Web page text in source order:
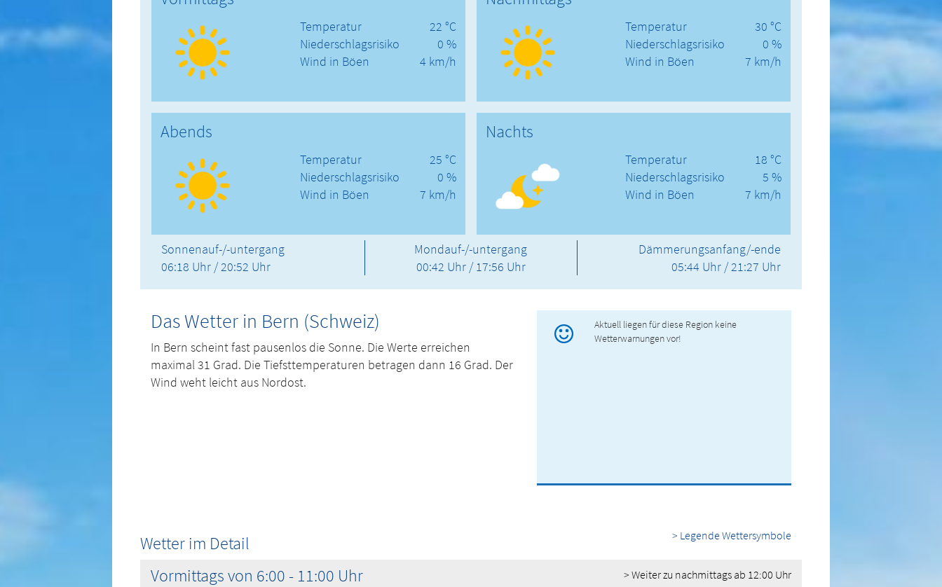
Temperatur
Niederschlagsrisiko
Wind in Böen
22 °C
0 %
4 km/h
Temperatur
Niederschlagsrisiko
Wind in Böen
30 °C
0 %
7 km/h
Abends
Temperatur
Niederschlagsrisiko
Wind in Böen
25 °C
0 %
7 km/h
Nachts
Temperatur
Niederschlagsrisiko
Wind in Böen
18 °C
5 %
7 km/h
Sonnenauf-/-untergang
06:18 Uhr / 20:52 Uhr
Mondauf-/-untergang
00:42 Uhr / 17:56 Uhr
Dämmerungsanfang/-ende
05:44 Uhr / 21:27 Uhr
Das Wetter in Bern (Schweiz)
In Bern scheint fast pausenlos die Sonne. Die Werte erreichen
maximal 31 Grad. Die Tiefsttemperaturen betragen dann 16 Grad. Der
Wind weht leicht aus Nordost.
Aktuell liegen für diese Region keine
Wetterwarnungen vor!
Wetter im Detail > Legende Wettersymbole
Vormittags von 6:00 - 11:00 Uhr > Weiter zu nachmittags ab 12:00 Uhr